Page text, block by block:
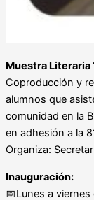
Muestra Literaria
Coproducción y
alumnos que
comunidad en la
en adhesión a la
Organiza:
Inauguración:
📅Lunes a